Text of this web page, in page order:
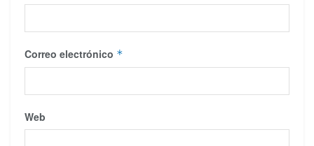
Correo electrónico *
Web